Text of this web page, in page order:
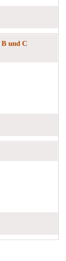
und C